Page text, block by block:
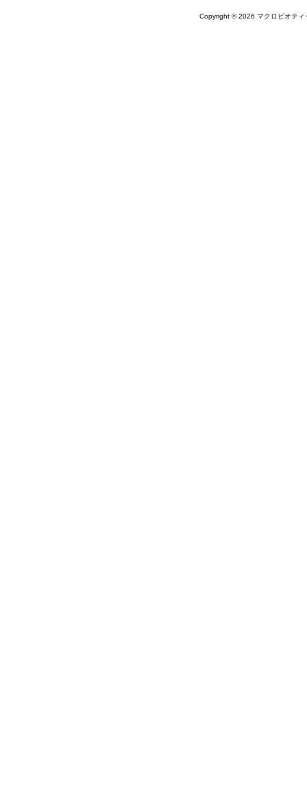
Copyright © 2026 マクロビオテ